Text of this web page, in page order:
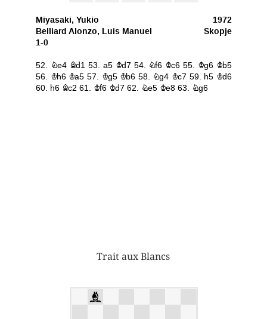
Trait aux Blancs